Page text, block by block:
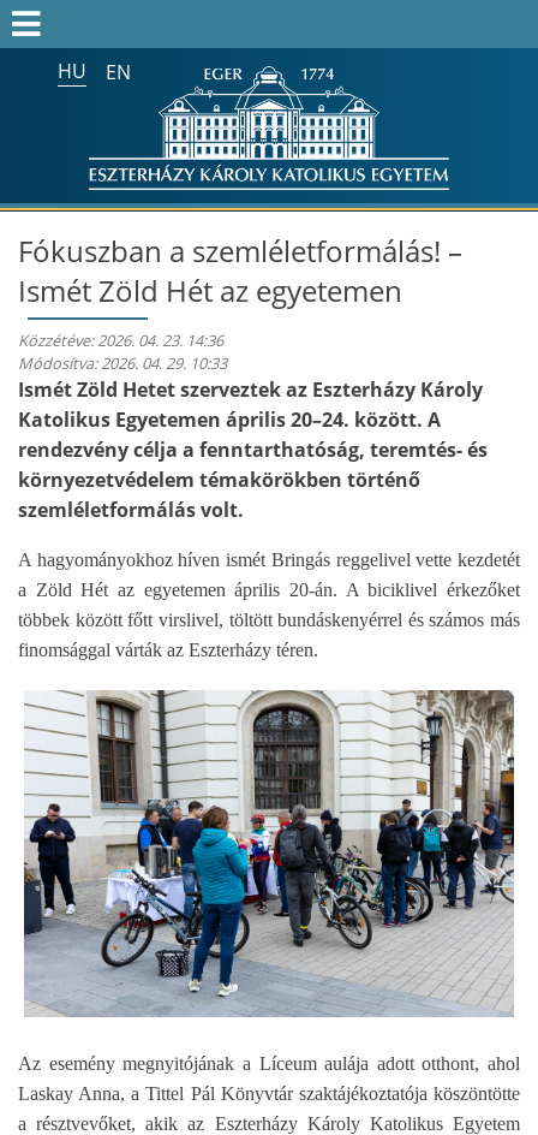
HU EN
FELVETTEK
ALUMNI
MUNKATÁRSAKNAK
ONK2026
HTOTDK2027
Keresés az egész honlapon:
Fókuszban a szemléletformálás! –
Ismét Zöld Hét az egyetemen
Közzétéve:2026. 04. 23. 14:36
Módosítva:2026. 04. 29. 10:33
Ismét Zöld Hetet szerveztek az Eszterházy Károly
Katolikus Egyetemen április 20–24. között. A
rendezvény célja a fenntarthatóság, teremtés- és
környezetvédelem témakörökben történő
szemléletformálás volt.
A hagyományokhoz híven ismét Bringás reggelivel vette kezdetét
a Zöld Hét az egyetemen április 20-án. A biciklivel érkezőket
többek között főtt virslivel, töltött bundáskenyérrel és számos más
finomsággal várták az Eszterházy téren.
Ábra képaláírással: Az emberek állnak az egyetem előtt
Az esemény megnyitójának a Líceum aulája adott otthont, ahol
Laskay Anna, a Tittel Pál Könyvtár szaktájékoztatója köszöntötte
a résztvevőket, akik az Eszterházy Károly Katolikus Egyetem